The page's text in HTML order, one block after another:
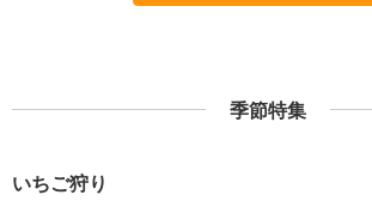
季節特集
いちご狩り